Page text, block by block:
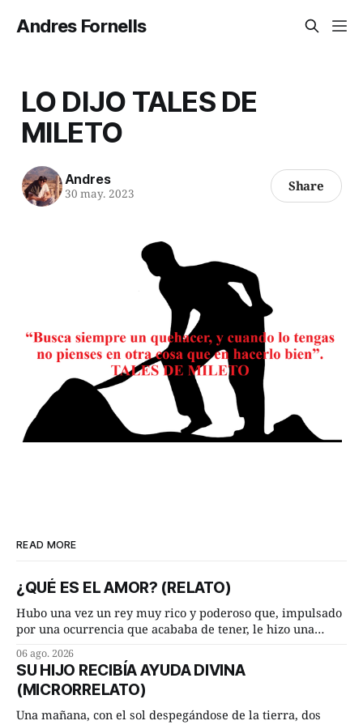
Andres Fornells
LO DIJO TALES DE
MILETO
Andres
30 may. 2023 Share
READ MORE
¿QUÉ ES EL AMOR? (RELATO)
Hubo una vez un rey muy rico y poderoso que, impulsado
por una ocurrencia que acababa de tener, le hizo una
Dime, hombre sabio, ¿qué es el amor según tú? Su
consejero, que era muy prudente y astuto le respondió de
inmediato:
06 ago. 2026
SU HIJO RECIBÍA AYUDA DIVINA
(MICRORRELATO)
Una mañana, con el sol despegándose de la tierra, dos